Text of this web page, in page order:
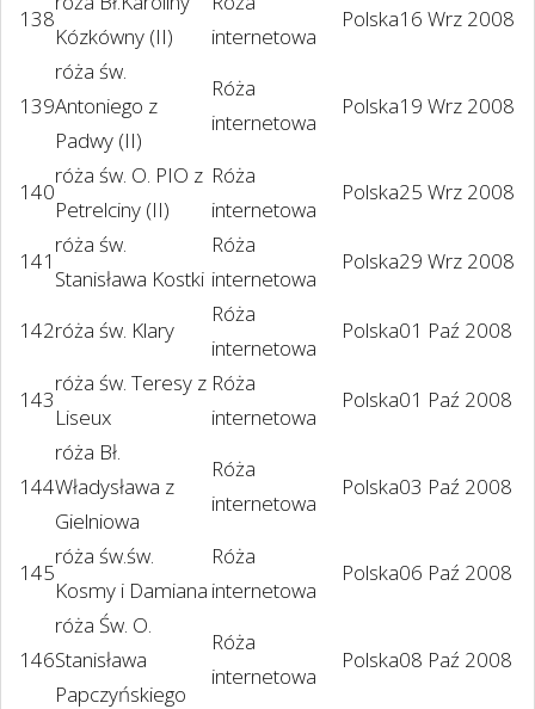
138
Kózkówny (II)
internetowa
Polska16 Wrz 2008
139
róża św.
Antoniego z
Padwy (II)
Róża
internetowa
Polska19 Wrz 2008
140
róża św. O. PIO z
Petrelciny (II)
Róża
internetowa
Polska25 Wrz 2008
141
róża św.
Stanisława Kostki
Róża
internetowa
Polska29 Wrz 2008
142róża św. Klary
Róża
internetowa
Polska01 Paź 2008
143
róża św. Teresy z
Liseux
Róża
internetowa
Polska01 Paź 2008
144
róża Bł.
Władysława z
Gielniowa
Róża
internetowa
Polska03 Paź 2008
145
róża św.św.
Kosmy i Damiana
Róża
internetowa
Polska06 Paź 2008
146
róża Św. O.
Stanisława
Papczyńskiego
Róża
internetowa
Polska08 Paź 2008